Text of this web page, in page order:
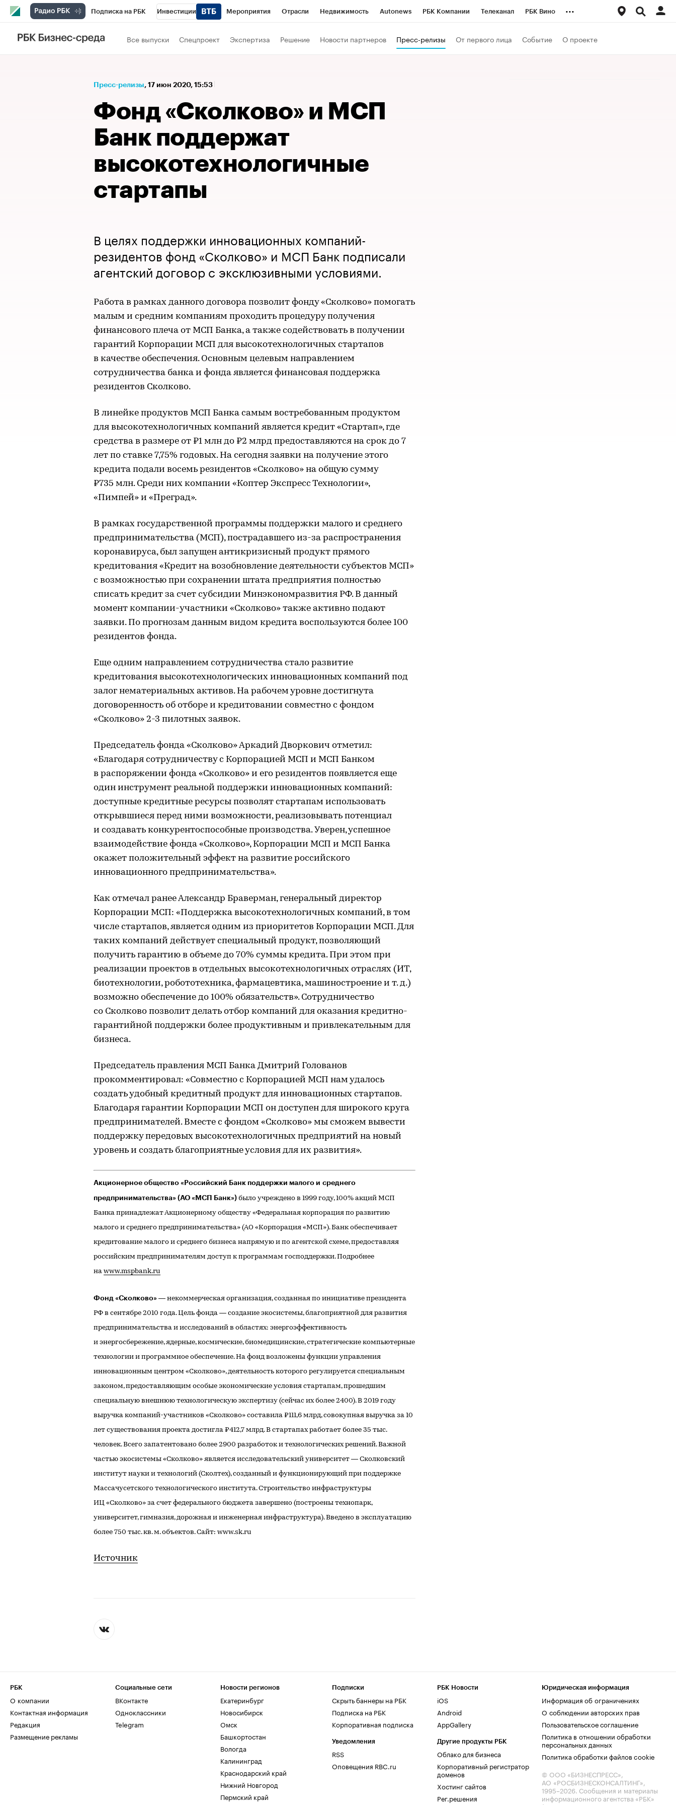
Подписка на РБК Инвестиции Мероприятия Отрасли Недвижимость Autonews РБК Компании Телеканал РБК Вино
Спорт
Технологии и медиа Финансы
...
Все выпуски Спецпроект Экспертиза Решение Новости партнеров Пресс-релизы От первого лица Событие О проекте
Пресс-релизы⁠, 17 июн 2020, 15:53
Фонд «Сколково» и МСП
Банк поддержат
высокотехнологичные
стартапы
В целях поддержки инновационных компаний-
резидентов фонд «Сколково» и МСП Банк подписали
агентский договор с эксклюзивными условиями.
Работа в рамках данного договора позволит фонду «Сколково» помогать
малым и средним компаниям проходить процедуру получения
финансового плеча от МСП Банка, а также содействовать в получении
гарантий Корпорации МСП для высокотехнологичных стартапов
в качестве обеспечения. Основным целевым направлением
сотрудничества банка и фонда является финансовая поддержка
резидентов Сколково.
В линейке продуктов МСП Банка самым востребованным продуктом
для высокотехнологичных компаний является кредит «Стартап», где
средства в размере от ₽1 млн до ₽2 млрд предоставляются на срок до 7
лет по ставке 7,75% годовых. На сегодня заявки на получение этого
кредита подали восемь резидентов «Сколково» на общую сумму
₽735 млн. Среди них компании «Коптер Экспресс Технологии»,
«Пимпей» и «Преград».
В рамках государственной программы поддержки малого и среднего
предпринимательства (МСП), пострадавшего из-за распространения
коронавируса, был запущен антикризисный продукт прямого
кредитования «Кредит на возобновление деятельности субъектов МСП»
с возможностью при сохранении штата предприятия полностью
списать кредит за счет субсидии Минэкономразвития РФ. В данный
момент компании-участники «Сколково» также активно подают
заявки. По прогнозам данным видом кредита воспользуются более 100
резидентов фонда.
Еще одним направлением сотрудничества стало развитие
кредитования высокотехнологических инновационных компаний под
залог нематериальных активов. На рабочем уровне достигнута
договоренность об отборе и кредитовании совместно с фондом
«Сколково» 2-3 пилотных заявок.
Председатель фонда «Сколково» Аркадий Дворкович отметил:
«Благодаря сотрудничеству с Корпорацией МСП и МСП Банком
в распоряжении фонда «Сколково» и его резидентов появляется еще
один инструмент реальной поддержки инновационных компаний:
доступные кредитные ресурсы позволят стартапам использовать
открывшиеся перед ними возможности, реализовывать потенциал
и создавать конкурентоспособные производства. Уверен, успешное
взаимодействие фонда «Сколково», Корпорации МСП и МСП Банка
окажет положительный эффект на развитие российского
инновационного предпринимательства».
Как отмечал ранее Александр Браверман, генеральный директор
Корпорации МСП: «Поддержка высокотехнологичных компаний, в том
числе стартапов, является одним из приоритетов Корпорации МСП. Для
таких компаний действует специальный продукт, позволяющий
получить гарантию в объеме до 70% суммы кредита. При этом при
реализации проектов в отдельных высокотехнологичных отраслях (ИТ,
биотехнологии, робототехника, фармацевтика, машиностроение и т. д.)
возможно обеспечение до 100% обязательств». Сотрудничество
со Сколково позволит делать отбор компаний для оказания кредитно-
гарантийной поддержки более продуктивным и привлекательным для
бизнеса.
Председатель правления МСП Банка Дмитрий Голованов
прокомментировал: «Совместно с Корпорацией МСП нам удалось
создать удобный кредитный продукт для инновационных стартапов.
Благодаря гарантии Корпорации МСП он доступен для широкого круга
предпринимателей. Вместе с фондом «Сколково» мы сможем вывести
поддержку передовых высокотехнологичных предприятий на новый
уровень и создать благоприятные условия для их развития».
Акционерное общество «Российский Банк поддержки малого и среднего
предпринимательства» (АО «МСП Банк») было учреждено в 1999 году, 100% акций МСП
Банка принадлежат Акционерному обществу «Федеральная корпорация по развитию
малого и среднего предпринимательства» (АО «Корпорация «МСП»). Банк обеспечивает
кредитование малого и среднего бизнеса напрямую и по агентской схеме, предоставляя
российским предпринимателям доступ к программам господдержки. Подробнее
на www.mspbank.ru
Фонд «Сколково» — некоммерческая организация, созданная по инициативе президента
РФ в сентябре 2010 года. Цель фонда — создание экосистемы, благоприятной для развития
предпринимательства и исследований в областях: энергоэффективность
и энергосбережение, ядерные, космические, биомедицинские, стратегические компьютерные
технологии и программное обеспечение. На фонд возложены функции управления
инновационным центром «Сколково», деятельность которого регулируется специальным
законом, предоставляющим особые экономические условия стартапам, прошедшим
специальную внешнюю технологическую экспертизу (сейчас их более 2400). В 2019 году
выручка компаний-участников «Сколково» составила ₽111,6 млрд, совокупная выручка за 10
лет существования проекта достигла ₽412,7 млрд. В стартапах работает более 35 тыс.
человек. Всего запатентовано более 2900 разработок и технологических решений. Важной
частью экосистемы «Сколково» является исследовательский университет — Сколковский
институт науки и технологий (Сколтех), созданный и функционирующий при поддержке
Массачусетского технологического института. Строительство инфраструктуры
ИЦ «Сколково» за счет федерального бюджета завершено (построены технопарк,
университет, гимназия, дорожная и инженерная инфраструктура). Введено в эксплуатацию
более 750 тыс. кв. м. объектов. Сайт: www.sk.ru
Источник
РБК
О компании
Контактная информация
Редакция
Размещение рекламы
Социальные сети
ВКонтакте
Одноклассники
Telegram
Новости регионов
Екатеринбург
Новосибирск
Омск
Башкортостан
Вологда
Калининград
Краснодарский край
Нижний Новгород
Пермский край
Подписки
Скрыть баннеры на РБК
Подписка на РБК
Корпоративная подписка
Уведомления
RSS
Оповещения RBC.ru
РБК Новости
iOS
Android
AppGallery
Другие продукты РБК
Облако для бизнеса
Корпоративный регистратор
доменов
Хостинг сайтов
Рег.решения
Юридическая информация
Информация об ограничениях
О соблюдении авторских прав
Пользовательское соглашение
Политика в отношении обработки
персональных данных
Политика обработки файлов cookie
© ООО «БИЗНЕСПРЕСС»,
АО «РОСБИЗНЕСКОНСАЛТИНГ»,
1995–2026. Сообщения и материалы
информационного агентства «РБК»